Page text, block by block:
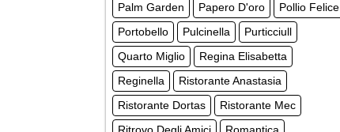
Palm Garden
Papero D'oro
Pollio Felice
Portobello
Pulcinella
Purticciull
Quarto Miglio
Regina Elisabetta
Reginella
Ristorante Anastasia
Ristorante Dortas
Ristorante Mec